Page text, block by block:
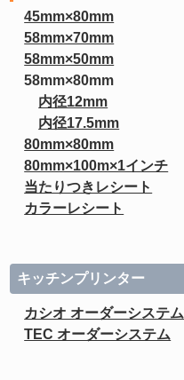
45mm×80mm
58mm×70mm
58mm×50mm
58mm×80mm
内径12mm
内径17.5mm
80mm×80mm
80mm×100m×1インチ
当たりつきレシート
カラーレシート
キッチンプリンター
カシオ オーダーシステム
TEC オーダーシステム